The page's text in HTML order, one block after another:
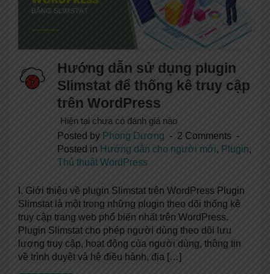
Hướng dẫn sử dụng plugin
Slimstat để thống kê truy cập
trên WordPress
Hiện tại chưa có đánh giá nào
Posted by Phong Dương
2 Comments
Posted in Hướng dẫn cho người mới, Plugin,
Thủ thuật WordPress
I. Giới thiệu về plugin Slimstat trên WordPress Plugin
Slimstat là một trong những plugin theo dõi thống kê
truy cập trang web phổ biến nhất trên WordPress.
Plugin Slimstat cho phép người dùng theo dõi lưu
lượng truy cập, hoạt động của người dùng, thông tin
về trình duyệt và hệ điều hành, địa […]